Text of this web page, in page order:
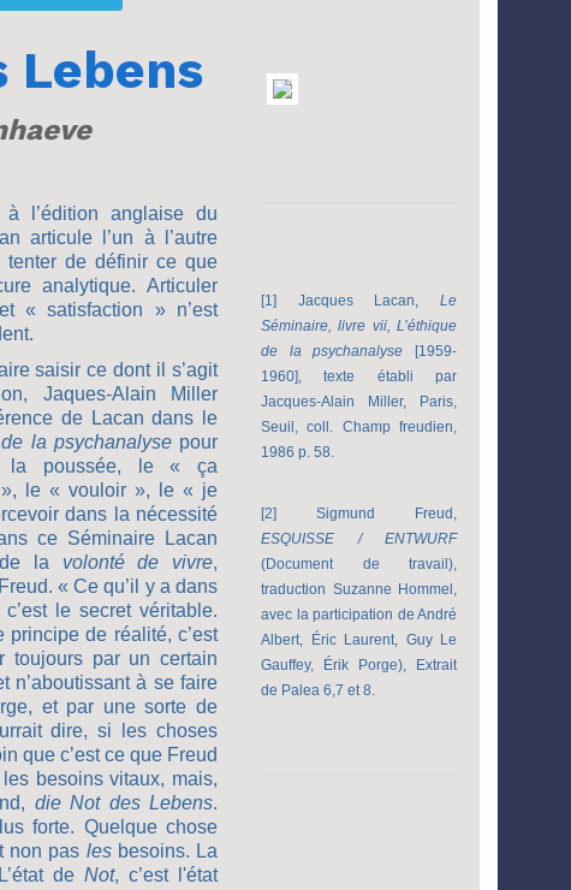
Lebens
l’édition anglaise du
articule l’un à l’autre
tenter de définir ce que
analytique. Articuler
« satisfaction » n’est
saisir ce dont il s’agit
Jaques-Alain Miller
de Lacan dans le
de la psychanalysepour
la poussée, le « ça
le « vouloir », le « je
dans la nécessité
ce Séminaire Lacan
de la volonté de vivre,
« Ce qu’il y a dans
le secret véritable.
de réalité, c’est
toujours par un certain
n’aboutissant à se faire
et par une sorte de
dire, si les choses
que c’est ce que Freud
besoins vitaux, mais,
die Not des Lebens.
forte. Quelque chose
non pas lesbesoins. La
de Not, c’est l'état
[1] Jacques Lacan, Le
Séminaire, livre vii, L’éthique
de la psychanalyse
[1959-
1960], texte établi par
Jacques-Alain Miller, Paris,
Seuil, coll. Champ freudien,
1986 p. 58.
[2] Sigmund Freud,
ESQUISSE / ENTWURF
(Document de travail),
traduction Suzanne Hommel,
avec la participation de André
Albert, Éric Laurent, Guy Le
Gauffey, Érik Porge), Extrait
de Palea 6,7 et 8.